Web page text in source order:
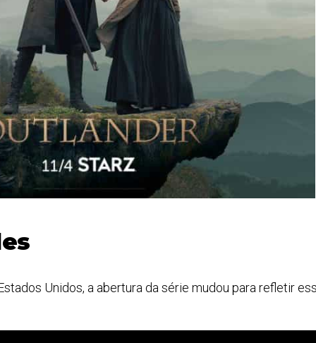
Unidos, a abertura da série mudou para refletir